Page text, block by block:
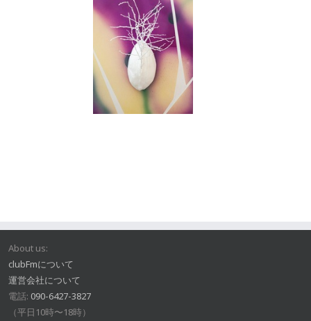
About us:
clubFmについて
運営会社について
電話: 090-6427-3827
（平日10時〜18時）